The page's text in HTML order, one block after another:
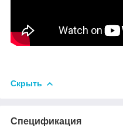
Скрыть
Спецификация